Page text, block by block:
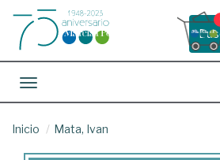
Toggle navigation
Inicio Mata, Ivan